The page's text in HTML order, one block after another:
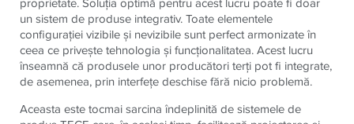
un sistem de produse integrativ. Toate elementele
configuraţiei vizibile şi nevizibile sunt perfect armonizate în
ceea ce priveşte tehnologia şi funcţionalitatea. Acest lucru
înseamnă că produsele unor producători terţi pot fi integrate,
de asemenea, prin interfeţe deschise fără nicio problemă.
Aceasta este tocmai sarcina îndeplinită de sistemele de